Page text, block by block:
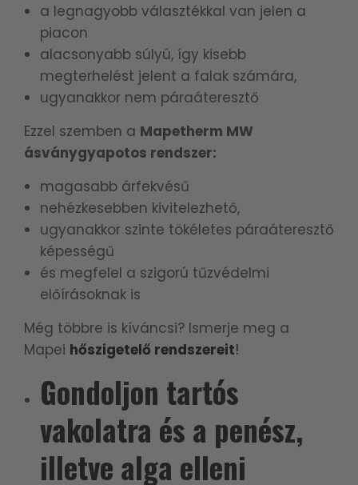
a legnagyobb választékkal van jelen a
piacon
alacsonyabb súlyú, így kisebb
megterhelést jelent a falak számára,
ugyanakkor nem páraáteresztő
Ezzel szemben a Mapetherm MW
ásványgyapotos rendszer:
magasabb árfekvésű
nehézkesebben kivitelezhető,
ugyanakkor szinte tökéletes páraáteresztő
képességű
és megfelel a szigorú tűzvédelmi
előírásoknak is
Még többre is kíváncsi? Ismerje meg a
Mapei hőszigetelő rendszereit!
Gondoljon tartós
vakolatra és a penész,
illetve alga elleni